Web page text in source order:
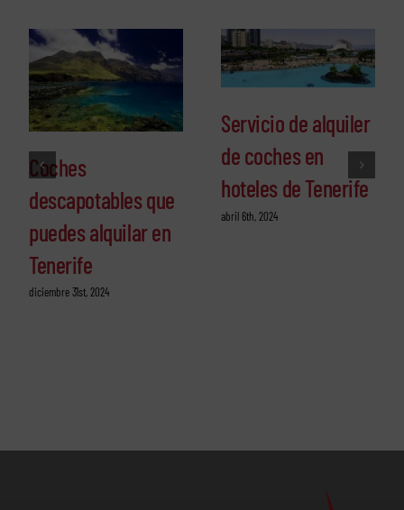
Coches
descapotables que
puedes alquilar en
Tenerife
diciembre 31st, 2024
Servicio de alquiler
de coches en
hoteles de Tenerife
abril 6th, 2024